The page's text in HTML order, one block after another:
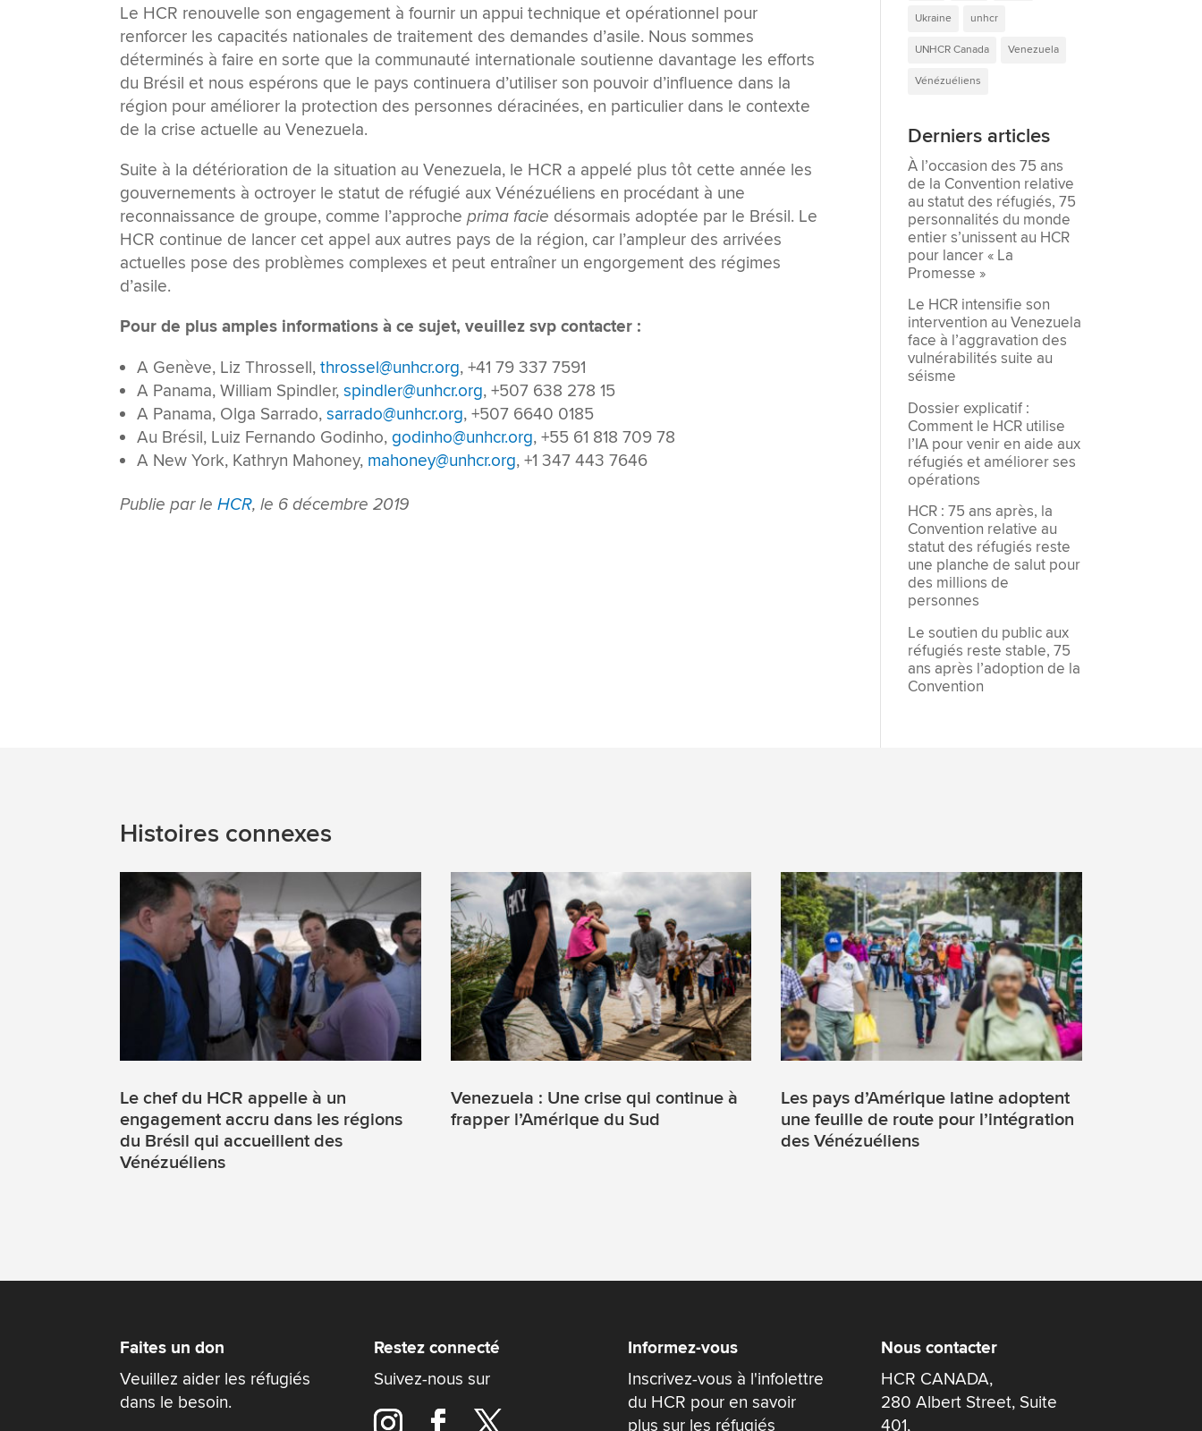
Le HCR renouvelle son engagement à fournir un appui technique et opérationnel pour
renforcer les capacités nationales de traitement des demandes d’asile. Nous sommes
déterminés à faire en sorte que la communauté internationale soutienne davantage les efforts
du Brésil et nous espérons que le pays continuera d’utiliser son pouvoir d’influence dans la
région pour améliorer la protection des personnes déracinées, en particulier dans le contexte
de la crise actuelle au Venezuela.
Suite à la détérioration de la situation au Venezuela, le HCR a appelé plus tôt cette année les
gouvernements à octroyer le statut de réfugié aux Vénézuéliens en procédant à une
reconnaissance de groupe, comme l’approcheprima facie désormais adoptée par le Brésil. Le
HCR continue de lancer cet appel aux autres pays de la région, car l’ampleur des arrivées
actuelles pose des problèmes complexes et peut entraîner un engorgement des régimes
d’asile.
Pour de plus amples informations à ce sujet, veuillez svp contacter :
A Genève, Liz Throssell,throssel@unhcr.org, +41 79 337 7591
A Panama, William Spindler,spindler@unhcr.org, +507 638 278 15
A Panama, Olga Sarrado,sarrado@unhcr.org, +507 6640 0185
Au Brésil, Luiz Fernando Godinho, godinho@unhcr.org, +55 61 818 709 78
A New York, Kathryn Mahoney, mahoney@unhcr.org, +1 347 443 7646
Publie par leHCR, le 6 décembre 2019
Ukraine unhcr
UNHCR Canada Venezuela
Vénézuéliens
Derniers articles
À l’occasion des 75 ans
de la Convention relative
au statut des réfugiés, 75
personnalités du monde
entier s’unissent au HCR
pour lancer « La
Promesse »
Le HCR intensifie son
intervention au Venezuela
face à l’aggravation des
vulnérabilités suite au
séisme
Dossier explicatif :
Comment le HCR utilise
l’IA pour venir en aide aux
réfugiés et améliorer ses
opérations
HCR : 75 ans après, la
Convention relative au
statut des réfugiés reste
une planche de salut pour
des millions de
personnes
Le soutien du public aux
réfugiés reste stable, 75
ans après l’adoption de la
Convention
Histoires connexes
Le chef du HCR appelle à un
engagement accru dans les régions
du Brésil qui accueillent des
Vénézuéliens
Venezuela : Une crise qui continue à
frapper l’Amérique du Sud
Les pays d’Amérique latine adoptent
une feuille de route pour l’intégration
des Vénézuéliens
Faites un don
Veuillez aider les réfugiés
dans le besoin.
Restez connecté
Suivez-nous sur
Informez-vous
Inscrivez-vous à l'infolettre
du HCR pour en savoir
plus sur les réfugiés
Nous contacter
HCR CANADA,
280 Albert Street, Suite
401,